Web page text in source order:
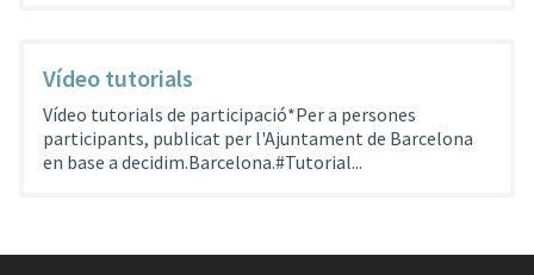
Vídeo tutorials
Vídeo tutorials de participació*Per a persones
participants, publicat per l'Ajuntament de Barcelona
en base a decidim.Barcelona.#Tutorial...